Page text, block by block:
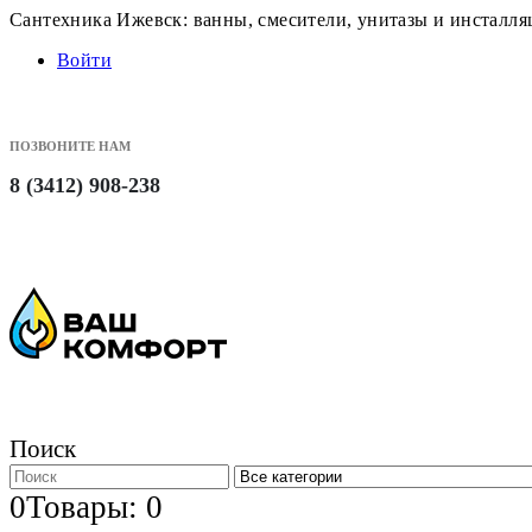
Сантехника Ижевск: ванны, смесители, унитазы и
Войти
ПОЗВОНИТЕ НАМ
8 (3412) 908-238
Поиск
0Товары: 0